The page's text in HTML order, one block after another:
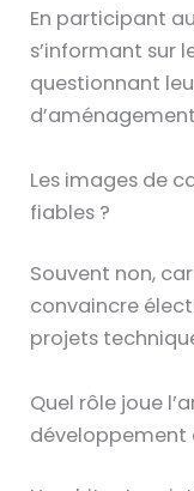
En participant
s’informant sur
questionnant
Les images de
fiables ?
Souvent non,
convaincre
projets
Quel rôle joue
développement